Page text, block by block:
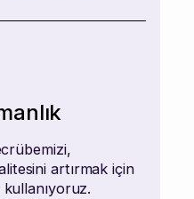
artırmak için